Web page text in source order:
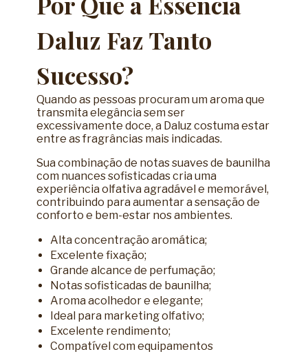
Daluz Faz Tanto
Sucesso?
Quando as pessoas procuram um aroma que
transmita elegância sem ser
excessivamente doce, a Daluz costuma estar
entre as fragrâncias mais indicadas.
Sua combinação de notas suaves de baunilha
com nuances sofisticadas cria uma
experiência olfativa agradável e memorável,
contribuindo para aumentar a sensação de
conforto e bem-estar nos ambientes.
Alta concentração aromática;
Excelente fixação;
Grande alcance de perfumação;
Notas sofisticadas de baunilha;
Aroma acolhedor e elegante;
Ideal para marketing olfativo;
Excelente rendimento;
Compatível com equipamentos